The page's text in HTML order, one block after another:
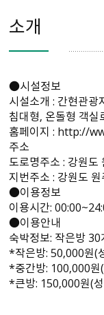
소개
●시설정보
시설소개 : 간현관
침대형, 온돌형 객
홈페이지 : http://
주소
도로명주소 : 강원
지번주소 : 강원도
●이용정보
이용시간:
●이용안내
숙박정보: 작은방
*작은방: 50,000원(
*중간방: 100,000
*큰방: 150,000원(